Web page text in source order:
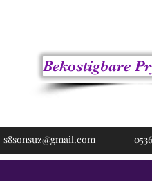
Bekostigbare
s8sonsuz@gmail.com